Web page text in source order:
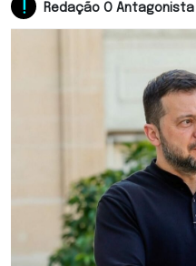
Redação O Antagonista